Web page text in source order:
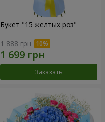
Букет "15 желтых роз"
1 888 грн
Заказать